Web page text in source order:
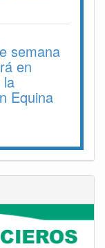
semana
en
la
Equina